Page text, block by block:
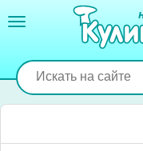
содержанию